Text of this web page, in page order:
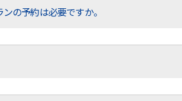
の予約は必要ですか。